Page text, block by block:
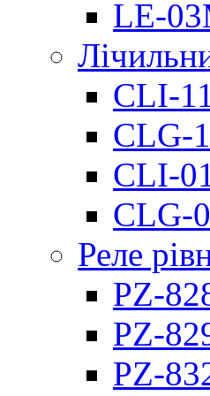
LE-
CLI-
CLG-
CLI-
CLG-
Реле
PZ-
PZ-
PZ-